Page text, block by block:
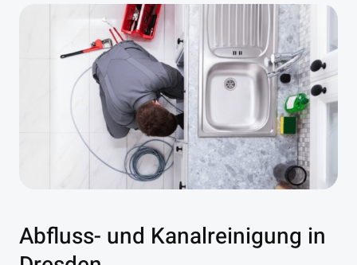
Abfluss- und Kanalreinigung in